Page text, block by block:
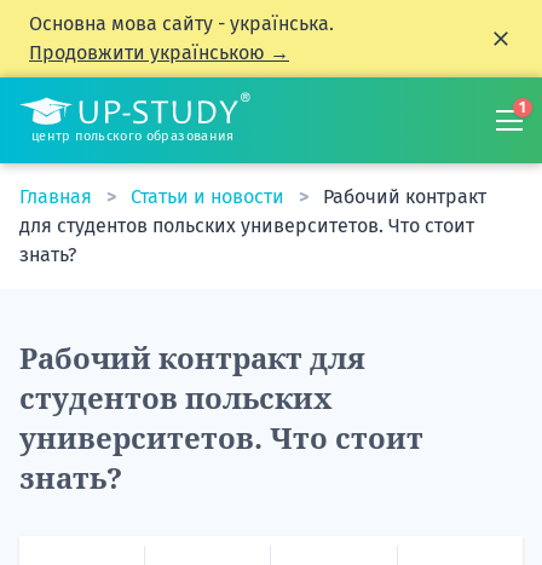
Основна мова сайту - українська.
Продовжити українською →
центр польского образования
1
Главная Статьи и новости
Рабочий контракт
для студентов польских университетов. Что стоит
знать?
Рабочий контракт для
студентов польских
университетов. Что стоит
знать?